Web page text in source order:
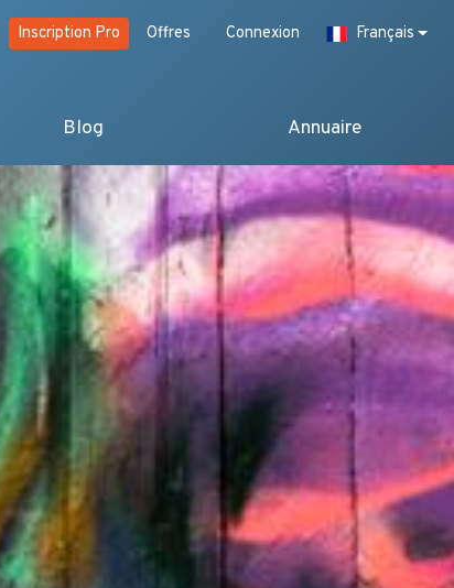
Inscription Pro Offres Connexion Français
Blog Annuaire